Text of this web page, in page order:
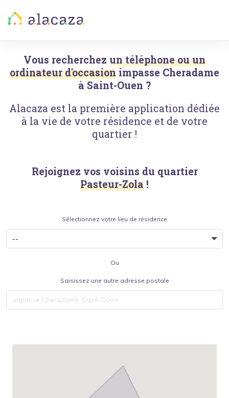
Vous recherchez un téléphone ou un
ordinateur d'occasion impasse Cheradame
à Saint-Ouen ?
Alacaza est la première application dédiée
à la vie de votre résidence et de votre
quartier !
Rejoignez vos voisins du quartier
Pasteur-Zola !
Sélectionnez votre lieu de résidence
Ou
Saisissez une autre adresse postale